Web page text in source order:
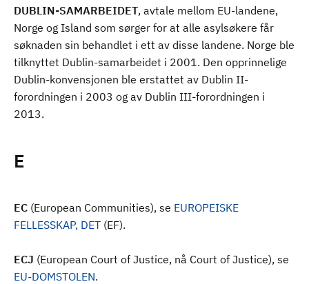
DUBLIN-SAMARBEIDET, avtale mellom EU-landene,
Norge og Island som sørger for at alle asylsøkere får
søknaden sin behandlet i ett av disse landene. Norge ble
tilknyttet Dublin-samarbeidet i 2001. Den opprinnelige
Dublin-konvensjonen ble erstattet av Dublin II-
forordningen i 2003 og av Dublin III-forordningen i
2013.
E
EC (European Communities), se EUROPEISKE
FELLESSKAP, DET (EF).
ECJ (European Court of Justice, nå Court of Justice), se
EU-DOMSTOLEN.